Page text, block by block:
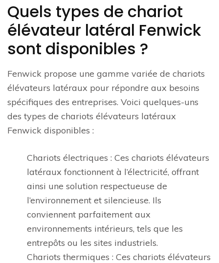
Quels types de chariot
élévateur latéral Fenwick
sont disponibles ?
Fenwick propose une gamme variée de chariots
élévateurs latéraux pour répondre aux besoins
spécifiques des entreprises. Voici quelques-uns
des types de chariots élévateurs latéraux
Fenwick disponibles :
Chariots électriques : Ces chariots élévateurs
latéraux fonctionnent à l’électricité, offrant
ainsi une solution respectueuse de
l’environnement et silencieuse. Ils
conviennent parfaitement aux
environnements intérieurs, tels que les
entrepôts ou les sites industriels.
Chariots thermiques : Ces chariots élévateurs